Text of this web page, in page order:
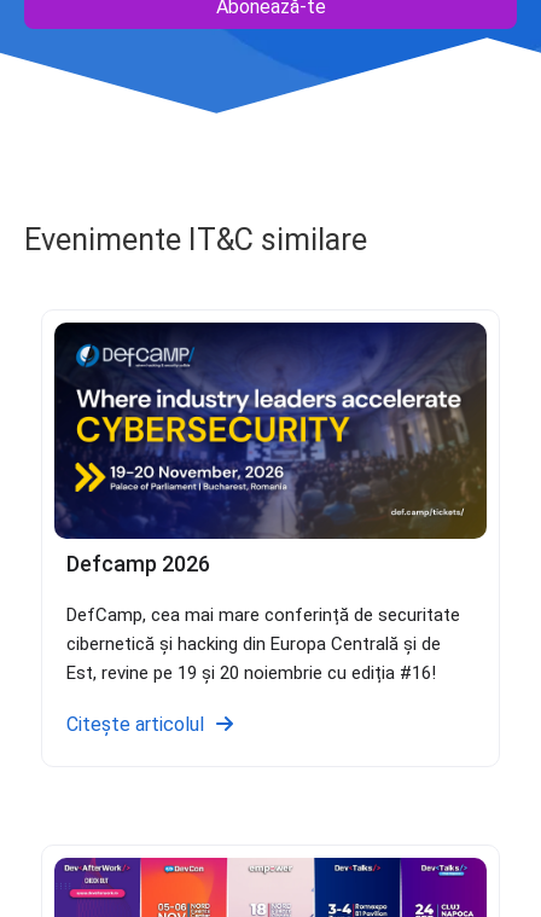
Abonează-te
Evenimente IT&C similare
Defcamp 2026
DefCamp, cea mai mare conferință de securitate
cibernetică și hacking din Europa Centrală și de
Est, revine pe 19 și 20 noiembrie cu ediția #16!
Citește articolul